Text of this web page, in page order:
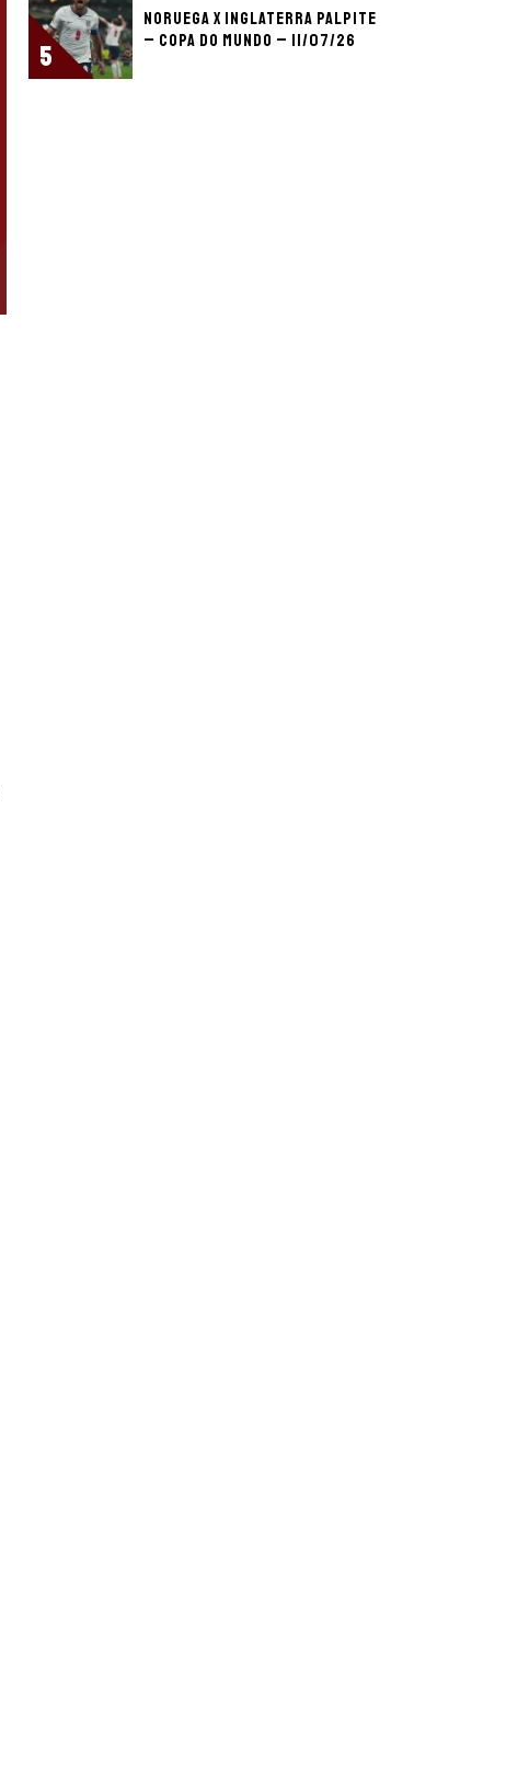
5
Noruega x Inglaterra palpite
– Copa do Mundo – 11/07/26